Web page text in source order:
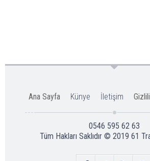
Ana Sayfa Künye İletişim
0546 595 62 63
Tüm Hakları Saklıdır © 2019 61